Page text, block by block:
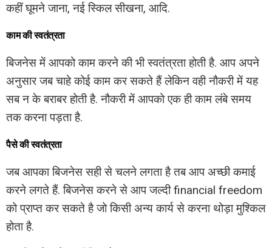
कहीं घूमने जाना, नई स्किल सीखना, आदि.
काम की स्वतंत्रता
बिजनेस में आपको काम करने की भी स्वतंत्रता होती है. आप अपने
अनुसार जब चाहे कोई काम कर सकते हैं लेकिन वही नौकरी में यह
सब न के बराबर होती है. नौकरी में आपको एक ही काम लंबे समय
तक करना पड़ता है.
पैसे की स्वतंत्रता
जब आपका बिजनेस सही से चलने लगता है तब आप अच्छी कमाई
करने लगते हैं. बिजनेस करने से आप जल्दी financial freedom
को प्राप्त कर सकते है जो किसी अन्य कार्य से करना थोड़ा मुश्किल
होता है.